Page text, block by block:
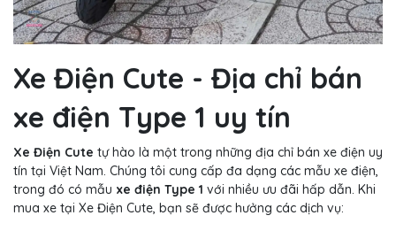
Xe Điện Cute - Địa chỉ bán
xe điện Type 1 uy tín
Xe Điện Cute tự hào là một trong những địa chỉ bán xe điện uy
tín tại Việt Nam. Chúng tôi cung cấp đa dạng các mẫu xe điện,
trong đó có mẫu xe điện Type 1 với nhiều ưu đãi hấp dẫn. Khi
mua xe tại Xe Điện Cute, bạn sẽ được hưởng các dịch vụ: